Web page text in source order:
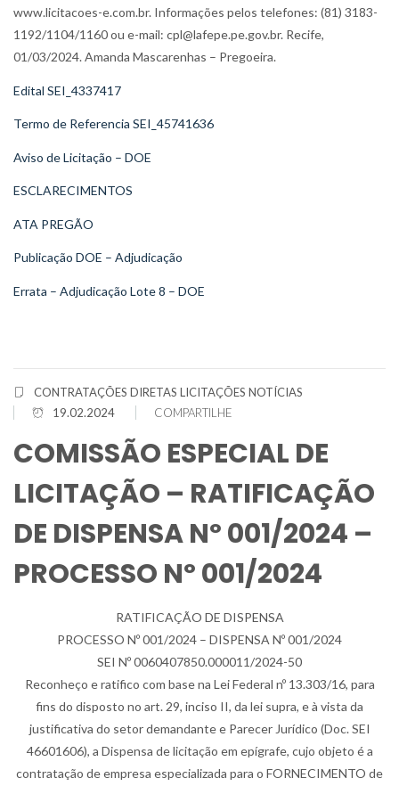
www.licitacoes-e.com.br. Informações pelos telefones: (81) 3183-
1192/1104/1160 ou e-mail: cpl@lafepe.pe.gov.br. Recife,
01/03/2024. Amanda Mascarenhas – Pregoeira.
Edital SEI_4337417
Termo de Referencia SEI_45741636
Aviso de Licitação – DOE
ESCLARECIMENTOS
ATA PREGÃO
Publicação DOE – Adjudicação
Errata – Adjudicação Lote 8 – DOE
CONTRATAÇÕES DIRETAS LICITAÇÕES NOTÍCIAS
19.02.2024
COMPARTILHE
COMISSÃO ESPECIAL DE
LICITAÇÃO – RATIFICAÇÃO
DE DISPENSA Nº 001/2024 –
PROCESSO Nº 001/2024
RATIFICAÇÃO DE DISPENSA
PROCESSO Nº 001/2024 – DISPENSA Nº 001/2024
SEI Nº 0060407850.000011/2024-50
Reconheço e ratifico com base na Lei Federal nº 13.303/16, para
fins do disposto no art. 29, inciso II, da lei supra, e à vista da
justificativa do setor demandante e Parecer Jurídico (Doc. SEI
46601606), a Dispensa de licitação em epígrafe, cujo objeto é a
contratação de empresa especializada para o FORNECIMENTO de